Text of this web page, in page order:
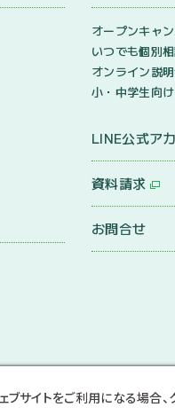
オープンキャ
いつでも個別
オンライン説
小・中学生向
LINE公式ア
資料請求
お問合せ
ブサイトをご利用になる場合